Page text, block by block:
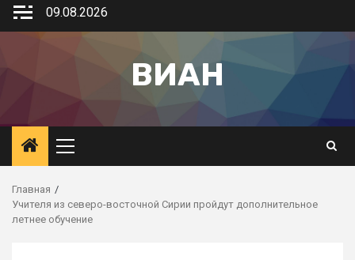
09.08.2026
ВИАН
Главная
Учителя из северо-восточной Сирии пройдут дополнительное
летнее обучение